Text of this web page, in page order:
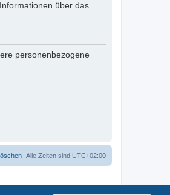
über das
personenbezogene
Alle Zeiten sind UTC+02:00